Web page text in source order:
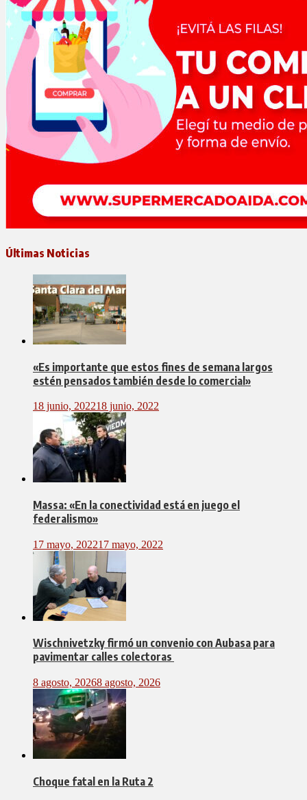
Últimas Noticias
«Es importante que estos fines de semana largos
estén pensados también desde lo comercial»
18 junio, 202218 junio, 2022
Massa: «En la conectividad está en juego el
federalismo»
17 mayo, 202217 mayo, 2022
Wischnivetzky firmó un convenio con Aubasa para
pavimentar calles colectoras
8 agosto, 20268 agosto, 2026
Choque fatal en la Ruta 2